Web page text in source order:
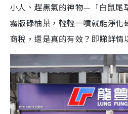
小人、趕黑氣的神物—「白鼠尾
霧版碌柚葉，輕輕一噴就能淨化
商稅，還是真的有效？即睇詳情